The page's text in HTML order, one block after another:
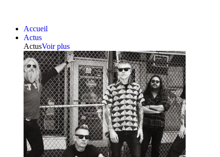
Accueil
Actus
ActusVoir plus